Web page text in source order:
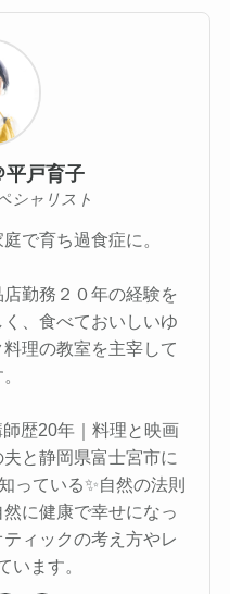
平戸育子
シャリスト
で育ち過食症に。
勤務２０年の経験を
、食べておいしいゆ
理の教室を主宰して
歴20年｜料理と映画
と静岡県富士宮市に
っている✨自然の法則
に健康で幸せになっ
ィックの考え方やレ
います。